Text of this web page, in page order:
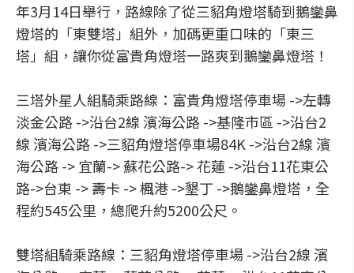
年3月14日舉行，路線除了從三貂角燈塔騎到鵝鑾鼻
燈塔的「東雙塔」組外，加碼更重口味的「東三
塔」組，讓你從富貴角燈塔一路爽到鵝鑾鼻燈塔！
三塔外星人組騎乘路線：富貴角燈塔停車場 ->左轉
淡金公路 ->沿台2線 濱海公路 ->基隆市區 ->沿台2
線 濱海公路 ->三貂角燈塔停車場84K ->沿台2線 濱
海公路 -> 宜蘭-> 蘇花公路-> 花蓮 ->沿台11花東公
路->台東 -> 壽卡 -> 楓港 ->墾丁 ->鵝鑾鼻燈塔，全
程約545公里，總爬升約5200公尺。
雙塔組騎乘路線：三貂角燈塔停車場 ->沿台2線 濱